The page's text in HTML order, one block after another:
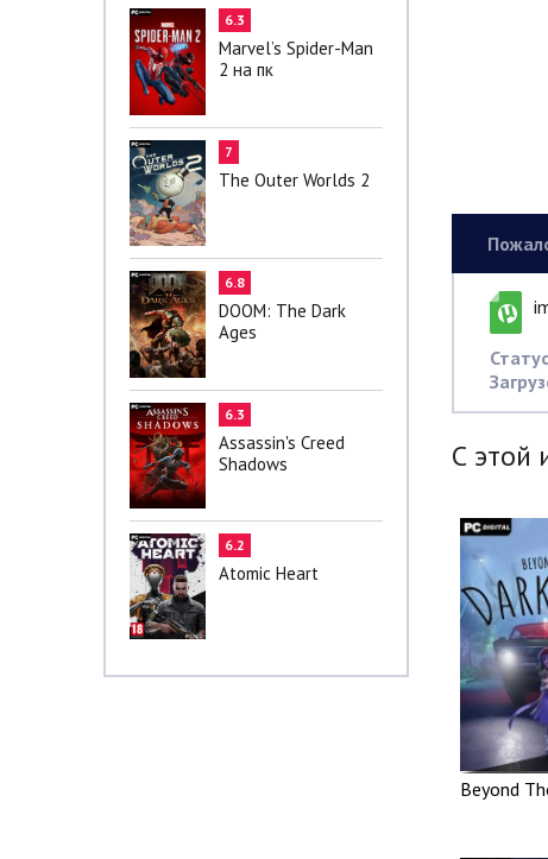
6.3
Marvel’s Spider-Man
2 на пк
7
The Outer Worlds 2
6.8
DOOM: The Dark
Ages
6.3
Assassin's Creed
Shadows
6.2
Atomic Heart
Статус
С этой
Beyond